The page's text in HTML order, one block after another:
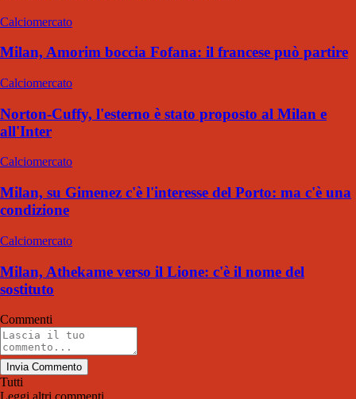
Calciomercato
Milan, Amorim boccia Fofana: il francese può partire
Calciomercato
Norton-Cuffy, l'esterno è stato proposto al Milan e
all'Inter
Calciomercato
Milan, su Gimenez c'è l'interesse del Porto: ma c'è una
condizione
Calciomercato
Milan, Athekame verso il Lione: c'è il nome del
sostituto
Commenti
Invia Commento
Tutti